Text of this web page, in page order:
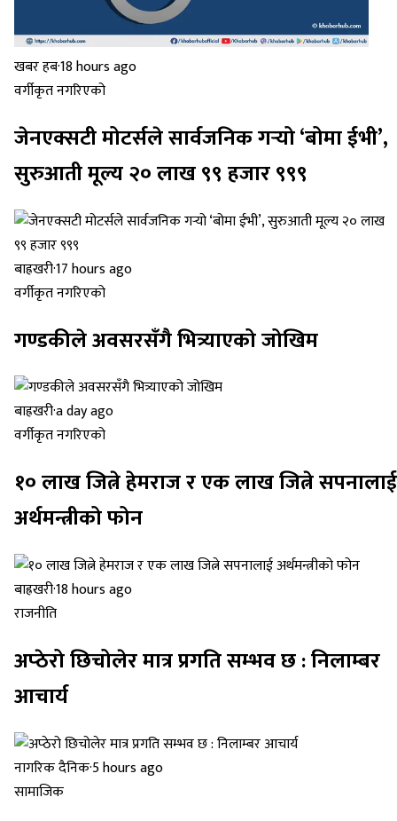
खबर हब·18 hours ago
वर्गीकृत नगरिएको
जेनएक्सटी मोटर्सले सार्वजनिक गर्‍यो ‘बोमा ईभी’,
सुरुआती मूल्य २० लाख ९९ हजार ९९९
बाह्रखरी·17 hours ago
वर्गीकृत नगरिएको
गण्डकीले अवसरसँगै भित्र्याएको जोखिम
बाह्रखरी·a day ago
वर्गीकृत नगरिएको
१० लाख जित्ने हेमराज र एक लाख जित्ने सपनालाई
अर्थमन्त्रीको फोन
बाह्रखरी·18 hours ago
राजनीति
अप्ठेरो छिचोलेर मात्र प्रगति सम्भव छ : निलाम्बर
आचार्य
नागरिक दैनिक·5 hours ago
सामाजिक